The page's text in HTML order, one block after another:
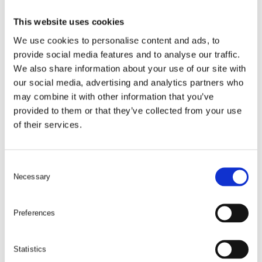
This website uses cookies
We use cookies to personalise content and ads, to
provide social media features and to analyse our traffic.
We also share information about your use of our site with
our social media, advertising and analytics partners who
may combine it with other information that you’ve
provided to them or that they’ve collected from your use
of their services.
Necessary
Preferences
Statistics